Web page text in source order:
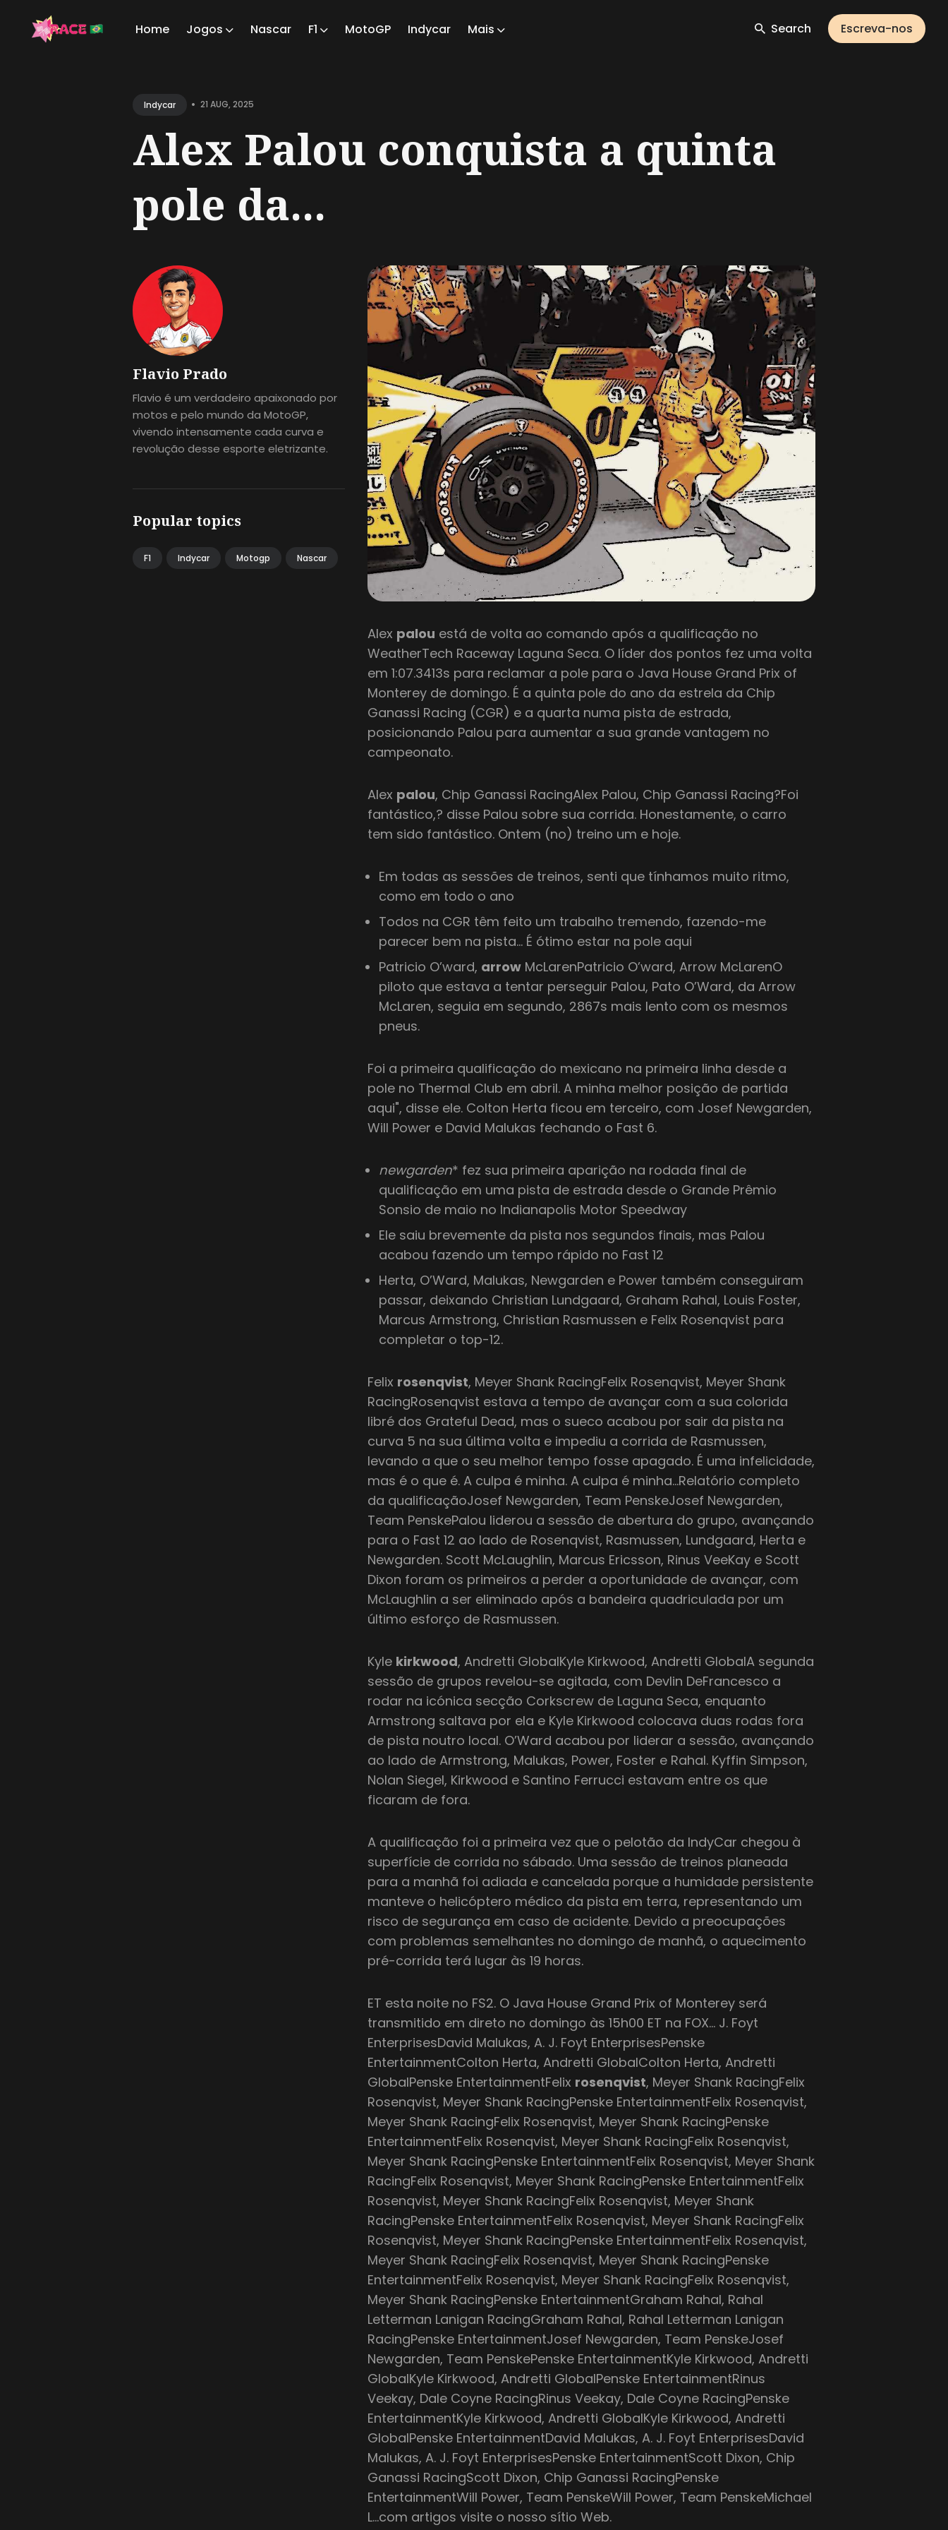
Home Jogos Nascar F1 MotoGP Indycar Mais Search Escreva-nos
Indycar • 21 AUG, 2025
Alex Palou conquista a quinta
pole da...
Flavio Prado
Flavio é um verdadeiro apaixonado por
motos e pelo mundo da MotoGP,
vivendo intensamente cada curva e
revolução desse esporte eletrizante.
Popular topics
F1 Indycar Motogp Nascar
Alex palou está de volta ao comando após a qualificação no
WeatherTech Raceway Laguna Seca. O líder dos pontos fez uma volta
em 1:07.3413s para reclamar a pole para o Java House Grand Prix of
Monterey de domingo. É a quinta pole do ano da estrela da Chip
Ganassi Racing (CGR) e a quarta numa pista de estrada,
posicionando Palou para aumentar a sua grande vantagem no
campeonato.
Alex palou, Chip Ganassi RacingAlex Palou, Chip Ganassi Racing?Foi
fantástico,? disse Palou sobre sua corrida. Honestamente, o carro
tem sido fantástico. Ontem (no) treino um e hoje.
Em todas as sessões de treinos, senti que tínhamos muito ritmo,
como em todo o ano
Todos na CGR têm feito um trabalho tremendo, fazendo-me
parecer bem na pista… É ótimo estar na pole aqui
Patricio O’ward, arrow McLarenPatricio O’ward, Arrow McLarenO
piloto que estava a tentar perseguir Palou, Pato O’Ward, da Arrow
McLaren, seguia em segundo, 2867s mais lento com os mesmos
pneus.
Foi a primeira qualificação do mexicano na primeira linha desde a
pole no Thermal Club em abril. A minha melhor posição de partida
aqui", disse ele. Colton Herta ficou em terceiro, com Josef Newgarden,
Will Power e David Malukas fechando o Fast 6.
newgarden* fez sua primeira aparição na rodada final de
qualificação em uma pista de estrada desde o Grande Prêmio
Sonsio de maio no Indianapolis Motor Speedway
Ele saiu brevemente da pista nos segundos finais, mas Palou
acabou fazendo um tempo rápido no Fast 12
Herta, O’Ward, Malukas, Newgarden e Power também conseguiram
passar, deixando Christian Lundgaard, Graham Rahal, Louis Foster,
Marcus Armstrong, Christian Rasmussen e Felix Rosenqvist para
completar o top-12.
Felix rosenqvist, Meyer Shank RacingFelix Rosenqvist, Meyer Shank
RacingRosenqvist estava a tempo de avançar com a sua colorida
libré dos Grateful Dead, mas o sueco acabou por sair da pista na
curva 5 na sua última volta e impediu a corrida de Rasmussen,
levando a que o seu melhor tempo fosse apagado. É uma infelicidade,
mas é o que é. A culpa é minha. A culpa é minha…Relatório completo
da qualificaçãoJosef Newgarden, Team PenskeJosef Newgarden,
Team PenskePalou liderou a sessão de abertura do grupo, avançando
para o Fast 12 ao lado de Rosenqvist, Rasmussen, Lundgaard, Herta e
Newgarden. Scott McLaughlin, Marcus Ericsson, Rinus VeeKay e Scott
Dixon foram os primeiros a perder a oportunidade de avançar, com
McLaughlin a ser eliminado após a bandeira quadriculada por um
último esforço de Rasmussen.
Kyle kirkwood, Andretti GlobalKyle Kirkwood, Andretti GlobalA segunda
sessão de grupos revelou-se agitada, com Devlin DeFrancesco a
rodar na icónica secção Corkscrew de Laguna Seca, enquanto
Armstrong saltava por ela e Kyle Kirkwood colocava duas rodas fora
de pista noutro local. O’Ward acabou por liderar a sessão, avançando
ao lado de Armstrong, Malukas, Power, Foster e Rahal. Kyffin Simpson,
Nolan Siegel, Kirkwood e Santino Ferrucci estavam entre os que
ficaram de fora.
A qualificação foi a primeira vez que o pelotão da IndyCar chegou à
superfície de corrida no sábado. Uma sessão de treinos planeada
para a manhã foi adiada e cancelada porque a humidade persistente
manteve o helicóptero médico da pista em terra, representando um
risco de segurança em caso de acidente. Devido a preocupações
com problemas semelhantes no domingo de manhã, o aquecimento
pré-corrida terá lugar às 19 horas.
ET esta noite no FS2. O Java House Grand Prix of Monterey será
transmitido em direto no domingo às 15h00 ET na FOX… J. Foyt
EnterprisesDavid Malukas, A. J. Foyt EnterprisesPenske
EntertainmentColton Herta, Andretti GlobalColton Herta, Andretti
GlobalPenske EntertainmentFelix rosenqvist, Meyer Shank RacingFelix
Rosenqvist, Meyer Shank RacingPenske EntertainmentFelix Rosenqvist,
Meyer Shank RacingFelix Rosenqvist, Meyer Shank RacingPenske
EntertainmentFelix Rosenqvist, Meyer Shank RacingFelix Rosenqvist,
Meyer Shank RacingPenske EntertainmentFelix Rosenqvist, Meyer Shank
RacingFelix Rosenqvist, Meyer Shank RacingPenske EntertainmentFelix
Rosenqvist, Meyer Shank RacingFelix Rosenqvist, Meyer Shank
RacingPenske EntertainmentFelix Rosenqvist, Meyer Shank RacingFelix
Rosenqvist, Meyer Shank RacingPenske EntertainmentFelix Rosenqvist,
Meyer Shank RacingFelix Rosenqvist, Meyer Shank RacingPenske
EntertainmentFelix Rosenqvist, Meyer Shank RacingFelix Rosenqvist,
Meyer Shank RacingPenske EntertainmentGraham Rahal, Rahal
Letterman Lanigan RacingGraham Rahal, Rahal Letterman Lanigan
RacingPenske EntertainmentJosef Newgarden, Team PenskeJosef
Newgarden, Team PenskePenske EntertainmentKyle Kirkwood, Andretti
GlobalKyle Kirkwood, Andretti GlobalPenske EntertainmentRinus
Veekay, Dale Coyne RacingRinus Veekay, Dale Coyne RacingPenske
EntertainmentKyle Kirkwood, Andretti GlobalKyle Kirkwood, Andretti
GlobalPenske EntertainmentDavid Malukas, A. J. Foyt EnterprisesDavid
Malukas, A. J. Foyt EnterprisesPenske EntertainmentScott Dixon, Chip
Ganassi RacingScott Dixon, Chip Ganassi RacingPenske
EntertainmentWill Power, Team PenskeWill Power, Team PenskeMichael
L…com artigos visite o nosso sítio Web.